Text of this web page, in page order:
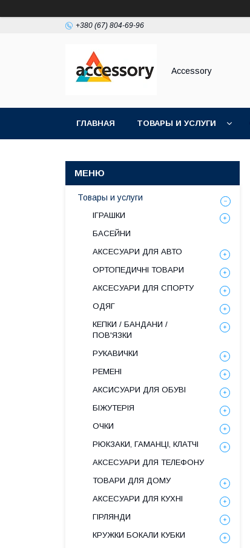
+380 (67) 804-69-96
Accessory
ГЛАВНАЯ ТОВАРЫ И УСЛУГИ
Товары и услуги
ІГРАШКИ
БАСЕЙНИ
АКСЕСУАРИ ДЛЯ АВТО
ОРТОПЕДИЧНІ ТОВАРИ
АКСЕСУАРИ ДЛЯ СПОРТУ
ОДЯГ
КЕПКИ / БАНДАНИ /
ПОВ'ЯЗКИ
РУКАВИЧКИ
РЕМЕНІ
АКСИСУАРИ ДЛЯ ОБУВІ
БІЖУТЕРІЯ
ОЧКИ
РЮКЗАКИ, ГАМАНЦІ, КЛАТЧІ
АКСЕСУАРИ ДЛЯ ТЕЛЕФОНУ
ТОВАРИ ДЛЯ ДОМУ
АКСЕСУАРИ ДЛЯ КУХНІ
ГІРЛЯНДИ
КРУЖКИ БОКАЛИ КУБКИ